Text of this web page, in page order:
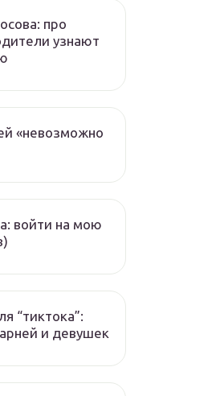
про
узнают
«невозможно
войти на мою
“тиктока”:
и девушек